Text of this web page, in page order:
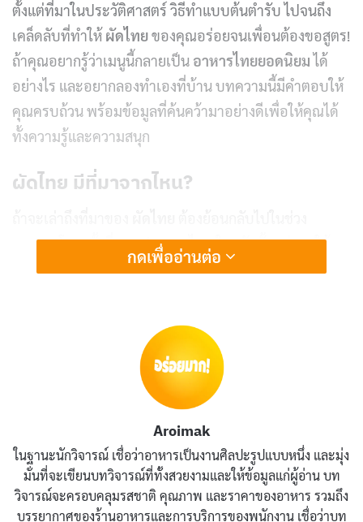
ตั้งแต่ที่มาในประวัติศาสตร์ วิธีทำแบบต้นตำรับ ไปจนถึง
เคล็ดลับที่ทำให้ ผัดไทยของคุณอร่อยจนเพื่อนต้องขอสูตร!
ถ้าคุณอยากรู้ว่าเมนูนี้กลายเป็น อาหารไทยยอดนิยมได้
อย่างไร และอยากลองทำเองที่บ้าน บทความนี้มีคำตอบให้
คุณครบถ้วน พร้อมข้อมูลที่ค้นคว้ามาอย่างดีเพื่อให้คุณได้
ทั้งความรู้และความสนุก
ผัดไทย มีที่มาจากไหน?
สงครามโลกครั้งที่สองประเทศไทยในสมัยนั้นอยู่ภายใต้
การนำของจอมพล ป. พิบูลสงคราม ผู้ที่ต้องการสร้างความ
โดยมีเป้าหมายให้คนไทยหันมากินเส้นก๋วยเตี๋ยวที่
ทำจากข้าว แทนการพึ่งพาอาหารนำเข้าอย่างข้าวสาลี
” เองก็มีความหมายตรงตัว มันคือการผัดแบบ
ไทยๆ ที่ผสมผสานวัตถุดิบท้องถิ่นอย่าง
และน้ำมะขามเปียกเข้าด้วยกัน รสชาติที่ได้จึงไม่เหมือน
อาหารผัดจากชาติอื่นๆผัดไทยในยุคแรกอาจจะดูเรียบง่าย
แต่เมื่อเวลาผ่านไป เมนูนี้ถูกปรับปรุงให้มีรสชาติที่ซับซ้อน
กดเพื่ออ่านต่อ
Aroimak
ในฐานะนักวิจารณ์ เชื่อว่าอาหารเป็นงานศิลปะรูปแบบหนึ่ง และมุ่ง
มั่นที่จะเขียนบทวิจารณ์ที่ทั้งสวยงามและให้ข้อมูลแก่ผู้อ่าน บท
วิจารณ์จะครอบคลุมรสชาติ คุณภาพ และราคาของอาหาร รวมถึง
บรรยากาศของร้านอาหารและการบริการของพนักงาน เชื่อว่าบท